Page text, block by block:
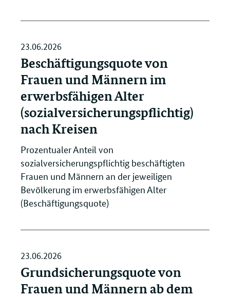
23.06.2026
Beschäftigungsquote von
Frauen und Männern im
erwerbsfähigen Alter
(sozialversicherungspflichtig)
nach Kreisen
Prozentualer Anteil von
sozialversicherungspflichtig beschäftigten
Frauen und Männern an der jeweiligen
Bevölkerung im erwerbsfähigen Alter
(Beschäftigungsquote)
23.06.2026
Grundsicherungsquote von
Frauen und Männern ab dem